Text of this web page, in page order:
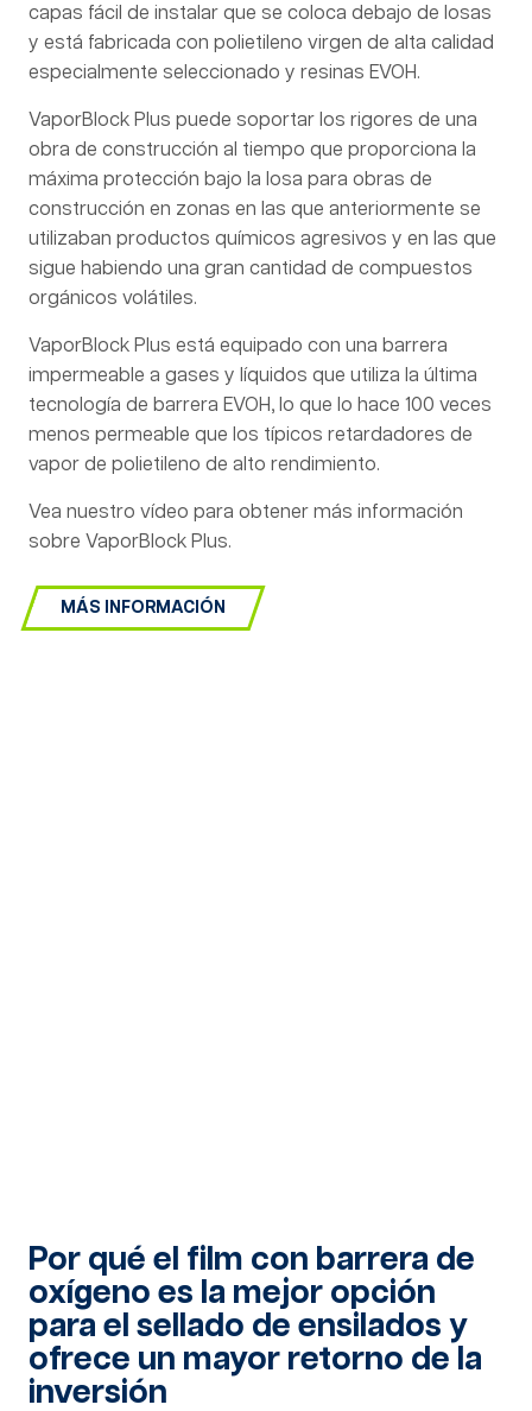
capas fácil de instalar que se coloca debajo de losas
y está fabricada con polietileno virgen de alta calidad
especialmente seleccionado y resinas EVOH.
VaporBlock Plus puede soportar los rigores de una
obra de construcción al tiempo que proporciona la
máxima protección bajo la losa para obras de
construcción en zonas en las que anteriormente se
utilizaban productos químicos agresivos y en las que
sigue habiendo una gran cantidad de compuestos
orgánicos volátiles.
VaporBlock Plus está equipado con una barrera
impermeable a gases y líquidos que utiliza la última
tecnología de barrera EVOH, lo que lo hace 100 veces
menos permeable que los típicos retardadores de
vapor de polietileno de alto rendimiento.
Vea nuestro vídeo para obtener más información
sobre VaporBlock Plus.
MÁS INFORMACIÓN
Por qué el film con barrera de
oxígeno es la mejor opción
para el sellado de ensilados y
ofrece un mayor retorno de la
inversión